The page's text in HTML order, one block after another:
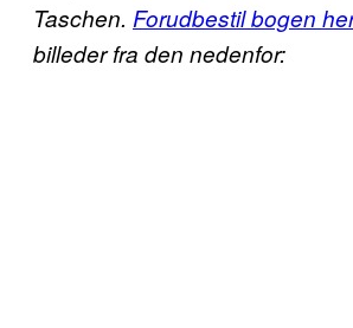
Taschen. Forudbestil bogen her
billeder fra den nedenfor: